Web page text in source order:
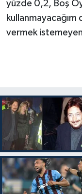
yüzde 0,2, Boş
vermek